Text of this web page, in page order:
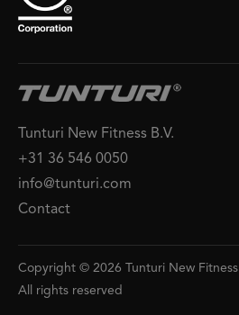
Tunturi New Fitness B.V.
+31 36 546 0050
info@tunturi.com
Contact
Copyright © 2026 Tunturi New Fitness
All rights reserved